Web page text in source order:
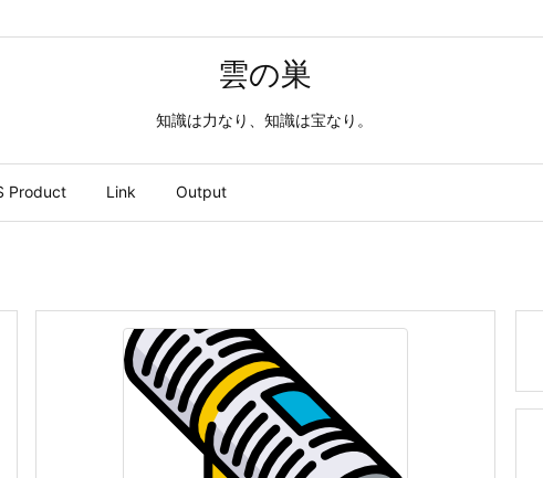
雲の巣
知識は力なり、知識は宝なり。
Product Link Output